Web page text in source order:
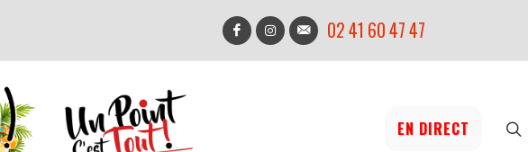
02 41 60 47 47
EN DIRECT